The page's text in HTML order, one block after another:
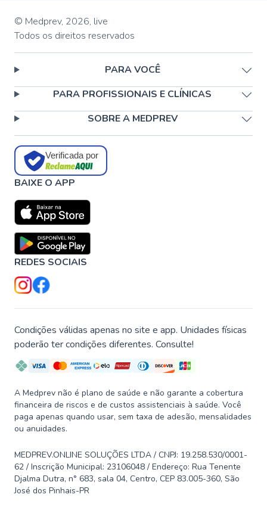
© Medprev, 2026, live
Todos os direitos reservados
PARA VOCÊ
PARA PROFISSIONAIS E CLÍNICAS
SOBRE A MEDPREV
Verificada por
BAIXE O APP
REDES SOCIAIS
Condições válidas apenas no site e app. Unidades físicas
poderão ter condições diferentes. Consulte!
A Medprev não é plano de saúde e não garante a cobertura
financeira de riscos e de custos assistenciais à saúde. Você
paga apenas quando usar, sem taxa de adesão, mensalidades
ou anuidades.
MEDPREV.ONLINE SOLUÇÕES LTDA / CNPJ: 19.258.530/0001-
62 / Inscrição Municipal: 23106048 / Endereço: Rua Tenente
Djalma Dutra, n° 683, sala 04, Centro, CEP 83.005-360, São
José dos Pinhais-PR